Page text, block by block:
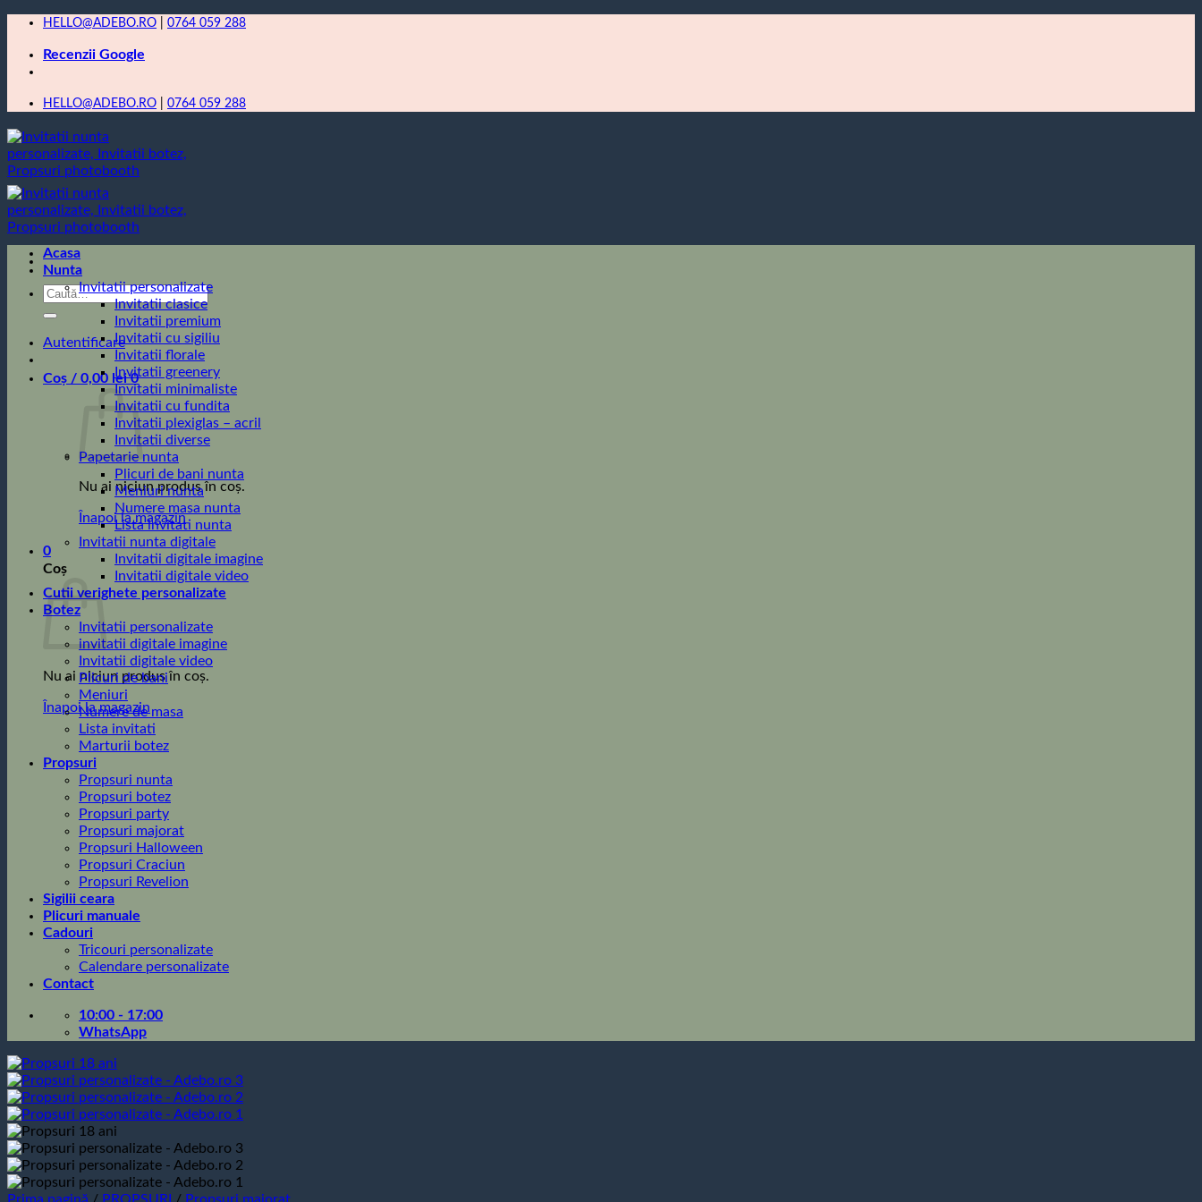
Skip
content
HELLO@ADEBO.RO 0764 059 288
Recenzii Google
HELLO@ADEBO.RO 0764 059 288
Caută
Autentificare
Coș / 0,00 lei 0
Nu ai niciun produs în coș.
Înapoi la magazin
0
Coș
Nu ai niciun produs în coș.
Înapoi la magazin
Acasa
Nunta
Invitatii personalizate
Invitatii clasice
Invitatii premium
Invitatii cu sigiliu
Invitatii florale
Invitatii greenery
Invitatii minimaliste
Invitatii cu fundita
Invitatii plexiglas – acril
Invitatii diverse
Papetarie nunta
Plicuri de bani nunta
Meniuri nunta
Numere masa nunta
Lista invitati nunta
Invitatii nunta digitale
Invitatii digitale imagine
Invitatii digitale video
Cutii verighete personalizate
Botez
Invitatii personalizate
invitatii digitale imagine
Invitatii digitale video
Plicuri de bani
Meniuri
Numere de masa
Lista invitati
Marturii botez
Propsuri
Propsuri nunta
Propsuri botez
Propsuri party
Propsuri majorat
Propsuri Halloween
Propsuri Craciun
Propsuri Revelion
Sigilii ceara
Plicuri manuale
Cadouri
Tricouri personalizate
Calendare personalizate
Contact
10:00 - 17:00
WhatsApp